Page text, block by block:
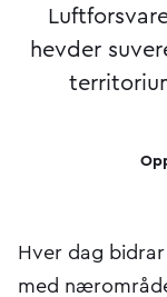
hevder
Hver dag
med